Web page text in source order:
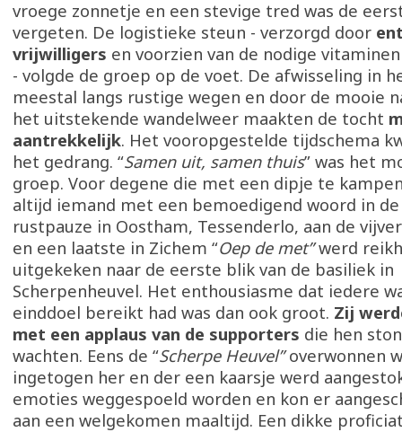
vroege zonnetje en een stevige tred was de
vergeten. De logistieke steun - verzorgd door
vrijwilligers en voorzien van de nodige
- volgde de groep op de voet. De afwisseling in
meestal langs rustige wegen en door de mooie
het uitstekende wandelweer maakten de tocht
aantrekkelijk. Het vooropgestelde tijdschema
het gedrang. “Samen uit, samen thuis” was het
groep. Voor degene die met een dipje te
altijd iemand met een bemoedigend woord in
rustpauze in Oostham, Tessenderlo, aan de
en een laatste in Zichem “Oep de met”werd
uitgekeken naar de eerste blik van de basiliek in
Scherpenheuvel. Het enthousiasme dat iedere
einddoel bereikt had was dan ook groot. Zij
met een applaus van de supporters die hen
wachten. Eens de “Scherpe Heuvel”overwonnen
ingetogen her en der een kaarsje werd
emoties weggespoeld worden en kon er
aan een welgekomen maaltijd. Een dikke